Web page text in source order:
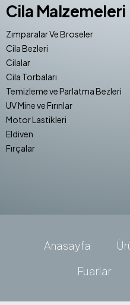
Cila Malzemeleri
Zımparalar Ve Broseler
Cila Bezleri
Cilalar
Cila Torbaları
Temizleme ve Parlatma Bezleri
UV Mine ve Fırınlar
Motor Lastikleri
Eldiven
Fırçalar
Anasayfa
Fuarlar